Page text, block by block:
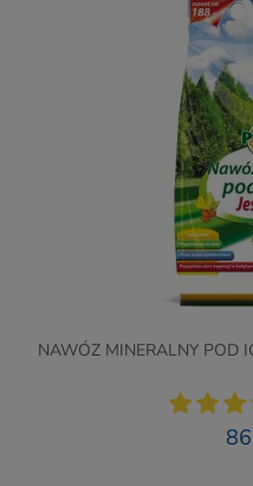
NAWÓZ MINERALNY POD